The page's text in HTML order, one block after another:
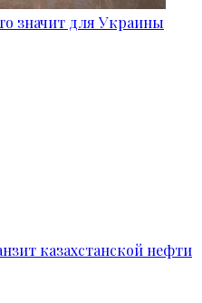
значит для Украины
казахстанской нефти